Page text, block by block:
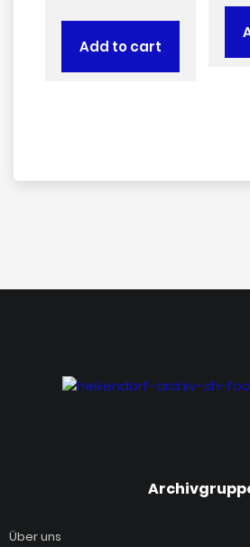
Add to cart
Über uns